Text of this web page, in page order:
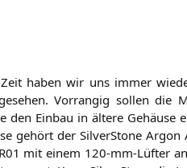
haben wir uns immer
Vor­ran­gig sol­len die
den Ein­bau in älte­re
gehört der Sil­ver­Stone Argon
mit einem 120-mm-Lüf­ter